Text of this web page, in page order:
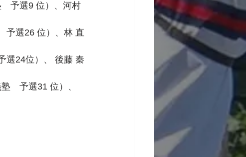
予選9 位）、河村
予選26 位）、林 直
選24位）、 後藤 秦
　予選31 位）、